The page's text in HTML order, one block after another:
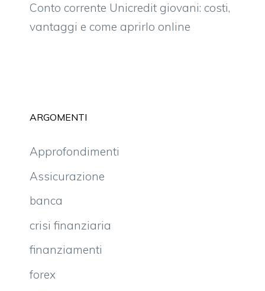
Conto corrente Unicredit giovani: costi,
vantaggi e come aprirlo online
ARGOMENTI
Approfondimenti
Assicurazione
banca
crisi finanziaria
finanziamenti
forex